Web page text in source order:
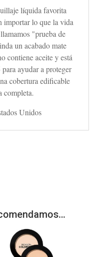
líquida favorita
importar lo que la vida
"prueba de
un acabado mate
contiene aceite y está
ayudar a proteger
cobertura edificable
completa.
Unidos